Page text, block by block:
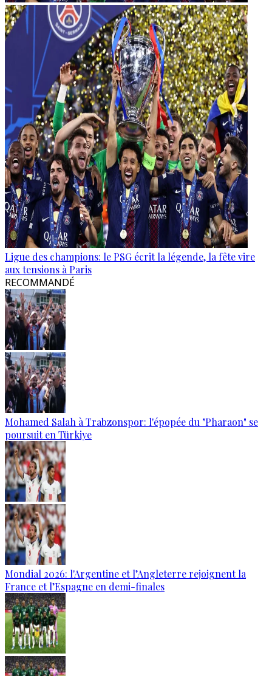
Ligue des champions: le PSG écrit la légende, la fête vire
aux tensions à Paris
RECOMMANDÉ
Mohamed Salah à Trabzonspor: l'épopée du "Pharaon" se
poursuit en Türkiye
Mondial 2026: l'Argentine et l’Angleterre rejoignent la
France et l’Espagne en demi-finales